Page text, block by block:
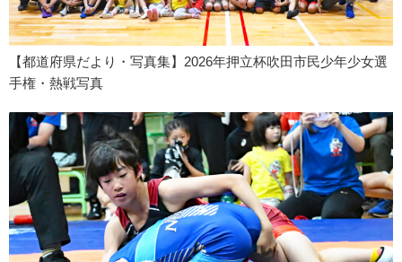
【都道府県だより・写真集】2026年押立杯吹田市民少年少女選
手権・熱戦写真